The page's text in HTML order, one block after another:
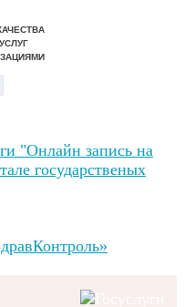
"Онлайн запись на
государственых